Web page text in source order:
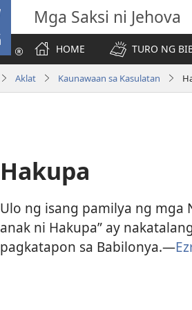
Mga Saksi ni Jehova
HOME
TURO NG
Aklat Kaunawaan sa Kasulatan
Hakupa
Ulo ng isang pamilya ng mga
anak ni Hakupa” ay
pagkatapon sa Babilonya.​—